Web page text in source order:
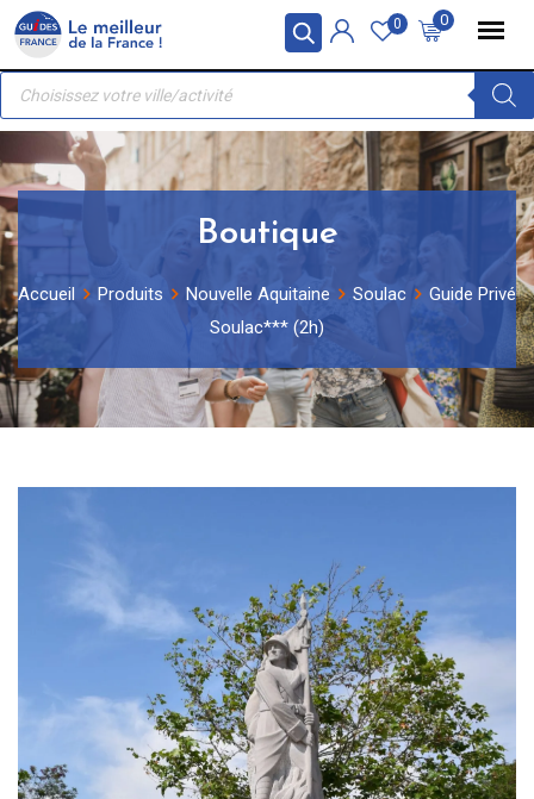
Panneau de gestion des cookies
Skip
content
0
0
Recherche
produits
Boutique
Accueil Produits Nouvelle Aquitaine Soulac
Guide Privé
Soulac*** (2h)